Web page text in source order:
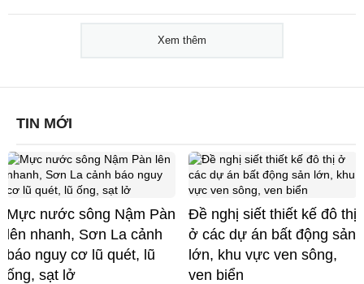
Xem thêm
TIN MỚI
Mực nước sông Nậm Pàn
lên nhanh, Sơn La cảnh
báo nguy cơ lũ quét, lũ
ống, sạt lở
Đề nghị siết thiết kế đô thị
ở các dự án bất động sản
lớn, khu vực ven sông,
ven biển